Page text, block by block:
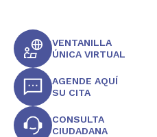
VENTANILLA
ÚNICA VIRTUAL
AGENDE AQUÍ
SU CITA
CONSULTA
CIUDADANA